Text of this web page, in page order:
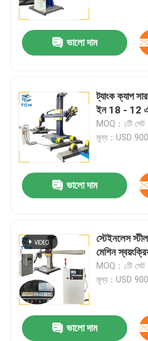
বাড়ি
পণ্য
আমাদের সম্বন্ধে
ভালো দাম
ট্যাংক ক্যাপ
ইন 18 - 12 এম
MOQ：১টি সেট
মূল্য：USD
ভালো দাম
স্টেইনলেস
মেশিন
MOQ：১টি সেট
মূল্য：USD
ভালো দাম